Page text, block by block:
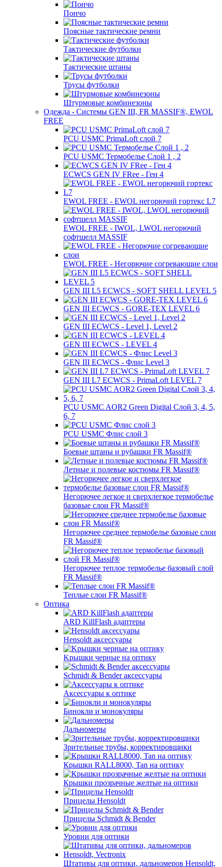
Пончо
Поясные тактические ремни
Тактические футболки
Тактические штаны
Трусы футболки
Штурмовые комбинезоны
Одежда - Системы GEN III, FR MASSIF®, EWOL
FREE
PCU USMC PrimaLoft слой 7
PCU USMC Термобелье Слой 1 , 2
ECWCS GEN IV FRee - Ген 4
EWOL FREE - EWOL негорючий гортекс L7
EWOL FREE - IWOL, LWOL негорючий
софтшелл MASSIF
EWOL FREE - Негорючие согревающие слои
GEN III L5 ECWCS - SOFT SHELL LEVEL 5
GEN III ECWCS - GORE-TEX LEVEL 6
GEN III ECWCS - Level 1, Level 2
GEN III ECWCS - LEVEL 4
GEN III ECWCS - Флис Level 3
GEN III L7 ECWCS - PrimaLoft LEVEL 7
PCU USMC AOR2 Green Digital Слой 3, 4, 5,
6, 7
PCU USMC Флис слой 3
Боевые штаны и рубашки FR Massif®
Летные и полевые костюмы FR Massif®
Негорючее легкое и сверхлегкое термобелье
базовые слои FR Massif®
Негорючее среднее термобелье базовые слои
FR Massif®
Негорючее теплое термобелье базовый слой
FR Massif®
Теплые слои FR Massif®
Оптика
ARD KillFlash адаптеры
Hensoldt аксессуары
Kрышки черные на оптику
Schmidt & Bender аксессуары
Аксессуары к оптике
Бинокли и монокуляры
Дальномеры
Зрительные трубы, корректировщики
Крышки RALL8000, Tan на оптику
Крышки прозрачные желтые на оптики
Прицелы Hensoldt
Прицелы Schmidt & Bender
Уровни для оптики
Штативы для оптики, дальномеров Hensoldt,